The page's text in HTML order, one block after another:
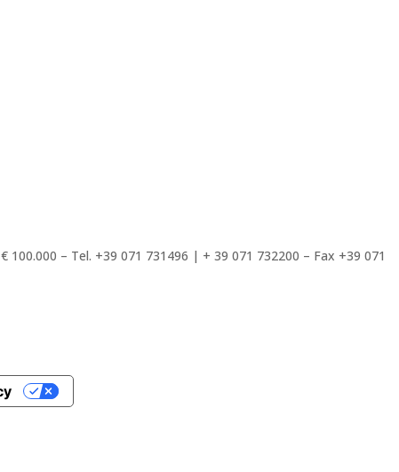
100.000 – Tel. +39 071 731496 | + 39 071 732200 – Fax +39 071